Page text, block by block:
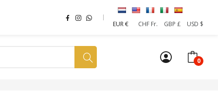
EUR €
CHF Fr. GBP £ USD $
0